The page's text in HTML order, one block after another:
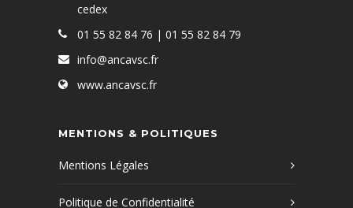
cedex
01 55 82 84 76 | 01 55 82 84 79
info@ancavsc.fr
www.ancavsc.fr
MENTIONS & POLITIQUES
Mentions Légales
Politique de Confidentialité